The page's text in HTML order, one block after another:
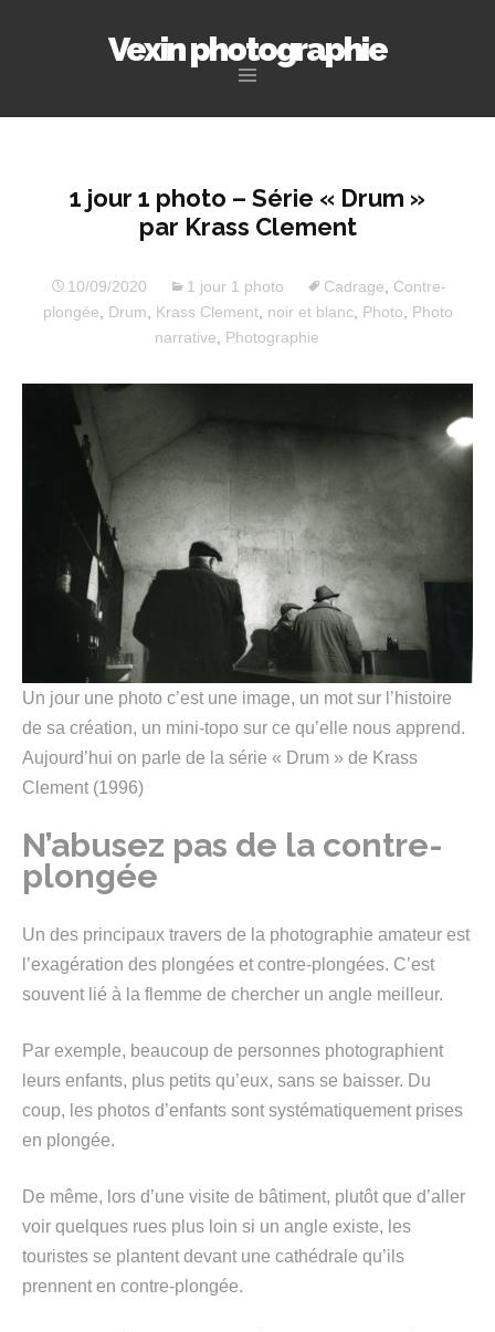
Vexin photographie
principal
1 jour 1 photo – Série « Drum »
par Krass Clement
10/09/2020 1 jour 1 photo Cadrage
Contre-
plongée
Drum Krass Clement, noir et blanc, Photo
Photo
narrative
Photographie
Un jour une photo c’est une image, un mot sur l’histoire
de sa création, un mini-topo sur ce qu’elle nous apprend.
Aujourd’hui on parle de la série « Drum » de Krass
Clement (1996)
N’abusez pas de la contre-
plongée
Un des principaux travers de la photographie amateur est
l’exagération des plongées et contre-plongées. C’est
souvent lié à la flemme de chercher un angle meilleur.
Par exemple, beaucoup de personnes photographient
leurs enfants, plus petits qu’eux, sans se baisser. Du
coup, les photos d’enfants sont systématiquement prises
en plongée.
De même, lors d’une visite de bâtiment, plutôt que d’aller
voir quelques rues plus loin si un angle existe, les
touristes se plantent devant une cathédrale qu’ils
prennent en contre-plongée.